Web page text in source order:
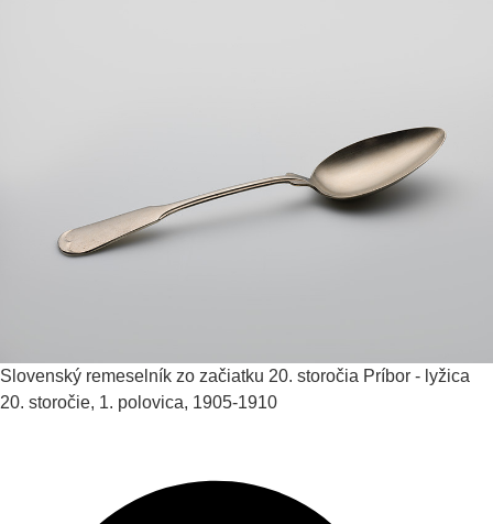
Slovenský remeselník zo začiatku 20. storočia Príbor - lyžica
20. storočie, 1. polovica, 1905-1910